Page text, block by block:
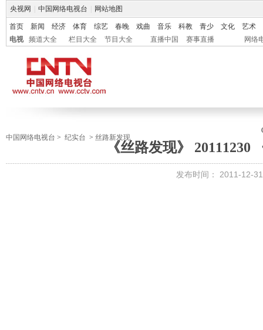
央视网 中国网络电视台 网站地图
首页 新闻 经济 体育 综艺 春晚 戏曲 音乐 科教 青少 文化
艺术
电视
频道大全 栏目大全 节目大全 直播中国 赛事直播 网络
中国网络电视台 > 纪实台 > 丝路新发现
《丝路发现》 20111230
发布时间： 2011-12-